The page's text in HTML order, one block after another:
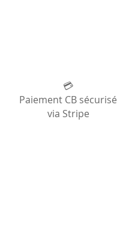
💳
Paiement CB sécurisé
via Stripe